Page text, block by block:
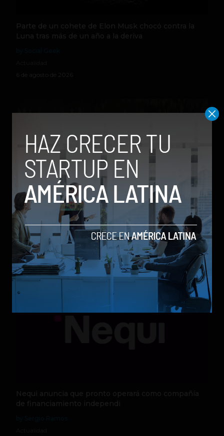
Parte de un cohete de Elon Musk chocó contra la
Luna tras más de un año a la deriva
6 de agosto de 2026
Qwen 3.8-Max, la nueva IA de Alibaba que desafía a
los modelos más poderosos
by Sergio Ramos
Actualidad
5 de agosto de 2026
Nequi anuncia que pronto operará como compañía
de financiamiento independi